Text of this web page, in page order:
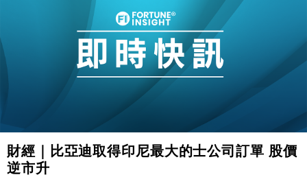
財經｜比亞迪取得印尼最大的士公司訂單 股價
逆市升